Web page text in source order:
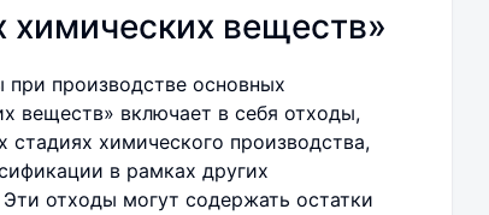
химических веществ»
производстве основных
веществ» включает в себя отходы,
химического производства,
в рамках других
отходы могут содержать остатки